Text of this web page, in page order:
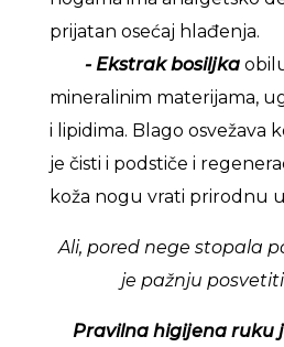
prijatan osećaj hlađenja.
- Ekstrak bosiljka
mineralinim materijama,
i lipidima. Blago osvežava
je čisti i podstiče i
koža nogu vrati prirodnu
Ali, pored nege stopala
je pažnju
Pravilna higijena ruku